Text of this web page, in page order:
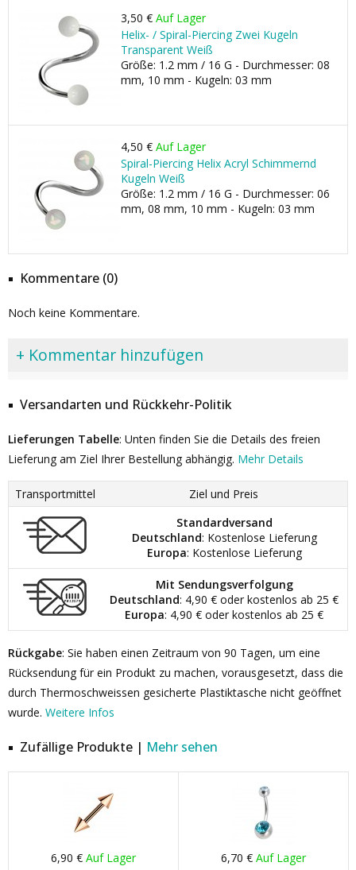
3,50 € Auf Lager
Helix- / Spiral-Piercing Zwei Kugeln
Transparent Weiß
Größe: 1.2 mm / 16 G - Durchmesser: 08
mm, 10 mm - Kugeln: 03 mm
4,50 € Auf Lager
Spiral-Piercing Helix Acryl Schimmernd
Kugeln Weiß
Größe: 1.2 mm / 16 G - Durchmesser: 06
mm, 08 mm, 10 mm - Kugeln: 03 mm
Kommentare (0)
Noch keine Kommentare.
+ Kommentar hinzufügen
Versandarten und Rückkehr-Politik
Lieferungen Tabelle: Unten finden Sie die Details des freien
Lieferung am Ziel Ihrer Bestellung abhängig. Mehr Details
Transportmittel
Ziel und Preis
Standardversand
Deutschland: Kostenlose Lieferung
Europa: Kostenlose Lieferung
Mit Sendungsverfolgung
Deutschland: 4,90 € oder kostenlos ab 25 €
Europa: 4,90 € oder kostenlos ab 25 €
Rückgabe: Sie haben einen Zeitraum von 90 Tagen, um eine
Rücksendung für ein Produkt zu machen, vorausgesetzt, dass die
durch Thermoschweissen gesicherte Plastiktasche nicht geöffnet
wurde. Weitere Infos
Zufällige Produkte | Mehr sehen
6,90 € Auf Lager 6,70 € Auf Lager